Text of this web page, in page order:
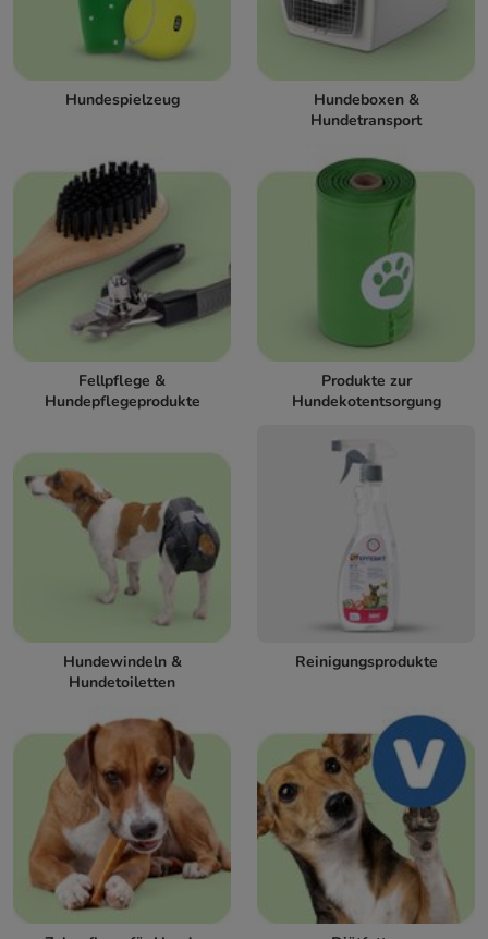
Hundespielzeug
Hundeboxen &
Hundetransport
Fellpflege &
Hundepflegeprodukte
Produkte zur
Hundekotentsorgung
Hundewindeln &
Hundetoiletten
Reinigungsprodukte